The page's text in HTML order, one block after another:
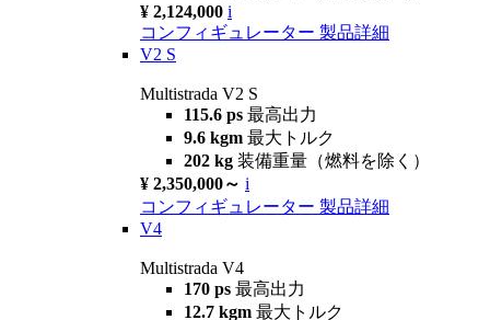
¥ 2,124,000 i
コンフィギュレーター 製品詳細
V2 S
Multistrada V2 S
115.6 ps 最高出力
9.6 kgm 最大トルク
202 kg 装備重量（燃料を除く）
¥ 2,350,000～ i
コンフィギュレーター 製品詳細
V4
Multistrada V4
170 ps 最高出力
12.7 kgm 最大トルク